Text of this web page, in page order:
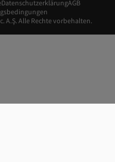
A.Ş. Alle Rechte vorbehalten.
DatenschutzerklärungAGB